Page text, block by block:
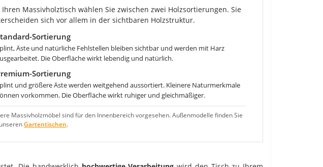
Ihren Massivholztisch wählen Sie zwischen zwei Holzsortierungen. Sie
sich vor allem in der sichtbaren Holzstruktur.
Sortierung
Äste und natürliche Fehlstellen bleiben sichtbar und werden mit Harz
Die Oberfläche wirkt lebendig und natürlich.
Sortierung
und größere Äste werden weitgehend aussortiert. Kleinere Naturmerkmale
vorkommen. Die Oberfläche wirkt ruhiger und gleichmäßiger.
Massivholzmöbel sind für den Innenbereich vorgesehen. Außenmodelle finden Sie
Gartentischen.